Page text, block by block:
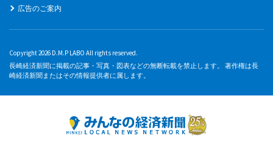
広告のご案内
Copyright 2026 D.M.P LABO All rights reserved.
長崎経済新聞に掲載の記事・写真・図表などの無断転載を禁止します。 著作権は長
崎経済新聞またはその情報提供者に属します。